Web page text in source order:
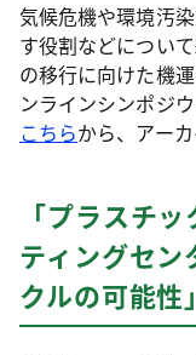
気候危機や環境汚
す役割などについ
の移行に向けた機
ンラインシンポジ
こちらから、アー
「プラスチ
ティングセン
クルの可能性